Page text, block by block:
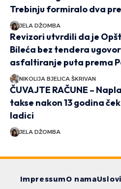
Trebinju formiralo dva
JELA DŽOMBA
Revizori utvrdili da je
Bileća bez tendera
asfaltiranje puta prema
NIKOLIJA BJELICA ŠKRIVAN
ČUVAJTE RAČUNE –
takse nakon 13 godina
ladici
JELA DŽOMBA
ImpressumO nama